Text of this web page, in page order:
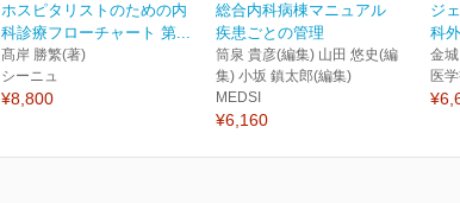
ホスピタリストのための内
科診療フローチャート 第...
髙岸 勝繁(著)
シーニュ
¥8,800
総合内科病棟マニュアル
疾患ごとの管理
筒泉 貴彦(編集) 山田 悠史(編
集) 小坂 鎮太郎(編集)
MEDSI
¥6,160
ジ
科
金
医